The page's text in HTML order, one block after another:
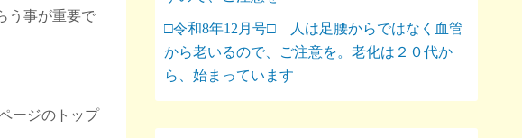
う事が重要で
ージのトップ
□令和8年12月号□ 人は足腰からではなく血管
から老いるので、ご注意を。老化は２０代か
ら、始まっています